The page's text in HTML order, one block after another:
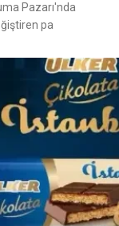
Pazarı'nda
pa